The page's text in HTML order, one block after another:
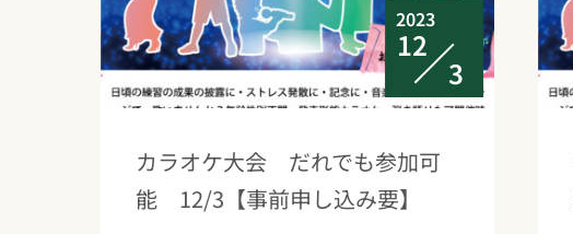
2023
12
3
カラオケ大会 だれでも参加可
能 12/3【事前申し込み要】